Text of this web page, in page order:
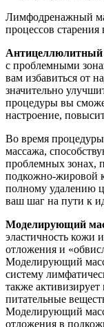
Лимфодренажный
процессов старения
Антицеллюлитный
с проблемными
вам избавиться от
значительно
процедуры вы
настроение,
Во время
массажа,
проблемных зонах,
подкожно-жировой
полному удалению
ваш шаг на пути к
Моделирующий
эластичность кожи
отложения и
Моделирующий
систему
также
питательные
Моделирующий
отложения в